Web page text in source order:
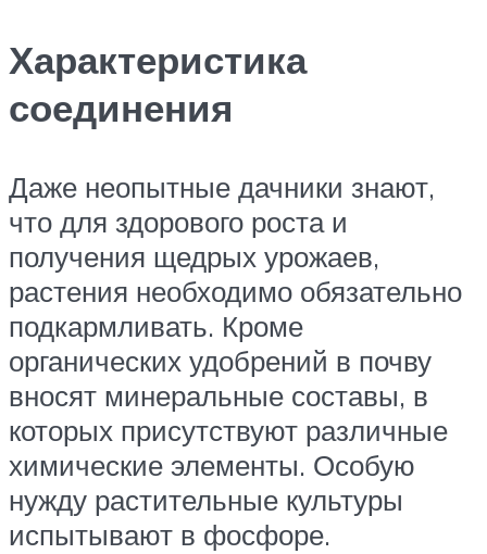
Характеристика
соединения
Даже неопытные дачники знают,
что для здорового роста и
получения щедрых урожаев,
растения необходимо обязательно
подкармливать. Кроме
органических удобрений в почву
вносят минеральные составы, в
которых присутствуют различные
химические элементы. Особую
нужду растительные культуры
испытывают в фосфоре.